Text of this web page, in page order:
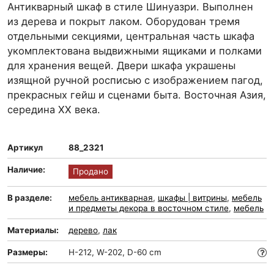
Антикварный шкаф в стиле Шинуазри. Выполнен
из дерева и покрыт лаком. Оборудован тремя
отдельными секциями, центральная часть шкафа
укомплектована выдвижными ящиками и полками
для хранения вещей. Двери шкафа украшены
изящной ручной росписью с изображением пагод,
прекрасных гейш и сценами быта. Восточная Азия,
середина ХХ века.
Артикул 88_2321
Наличие: Продано
В разделе: мебель антикварная, шкафы | витрины, мебель
и предметы декора в восточном стиле, мебель
Материалы: дерево, лак
Размеры: H-212, W-202, D-60 cm